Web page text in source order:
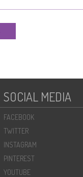
SOCIAL MEDIA
FACEBOOK
TWITTER
INSTAGRAM
PINTEREST
YOUTUBE